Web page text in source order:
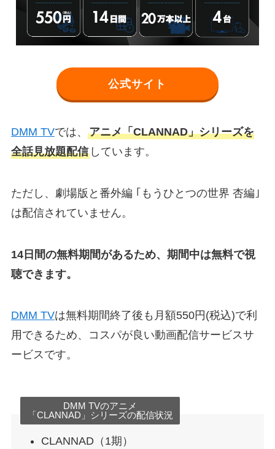
公式サイト
DMM TVでは、 アニメ「CLANNAD」シリーズを
全話見放題配信しています。
ただし、劇場版と番外編 ｢もうひとつの世界 杏編｣
は配信されていません。
14日間の無料期間があるため、期間中は無料で視
聴できます。
DMM TVは無料期間終了後も月額550円(税込)で利
用できるため、コスパが良い動画配信サービスサ
ービスです。
DMM TVのアニメ
「CLANNAD」シリーズの配信状況
CLANNAD（1期）